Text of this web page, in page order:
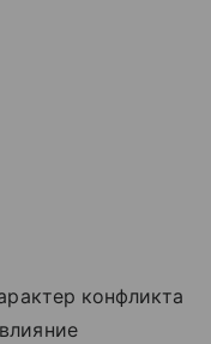
конфликта